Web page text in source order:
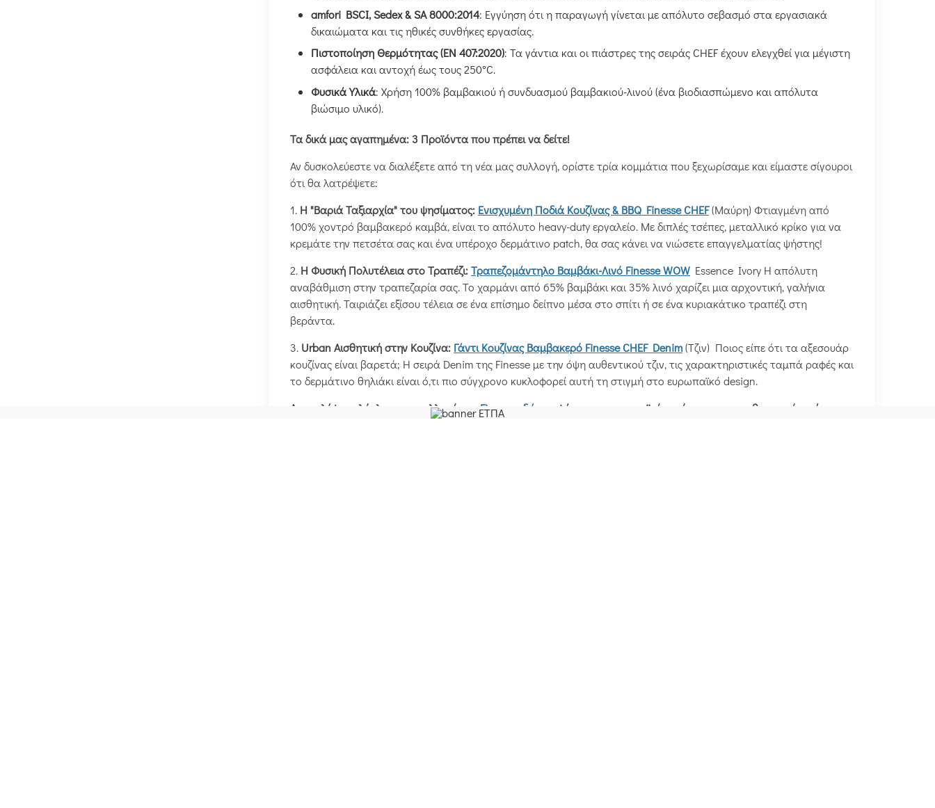
amfori BSCI, Sedex & SA 8000:2014: Εγγύηση ότι η παραγωγή γίνεται με απόλυτο σεβασμό στα εργασιακά
δικαιώματα και τις ηθικές συνθήκες εργασίας.
Πιστοποίηση Θερμότητας (EN 407:2020): Τα γάντια και οι πιάστρες της σειράς CHEF έχουν ελεγχθεί για μέγιστη
ασφάλεια και αντοχή έως τους 250°C.
Φυσικά Υλικά: Χρήση 100% βαμβακιού ή συνδυασμού βαμβακιού-λινού (ένα βιοδιασπώμενο και απόλυτα
βιώσιμο υλικό).
Τα δικά μας αγαπημένα: 3 Προϊόντα που πρέπει να δείτε!
Αν δυσκολεύεστε να διαλέξετε από τη νέα μας συλλογή, ορίστε τρία κομμάτια που ξεχωρίσαμε και είμαστε σίγουροι
ότι θα λατρέψετε:
1. Η "Βαριά Ταξιαρχία" του ψησίματος: Ενισχυμένη Ποδιά Κουζίνας & BBQ Finesse CHEF(Μαύρη) Φτιαγμένη από
100% χοντρό βαμβακερό καμβά, είναι το απόλυτο heavy-duty εργαλείο. Με διπλές τσέπες, μεταλλικό κρίκο για να
κρεμάτε την πετσέτα σας και ένα υπέροχο δερμάτινο patch, θα σας κάνει να νιώσετε επαγγελματίας ψήστης!
2. Η Φυσική Πολυτέλεια στο Τραπέζι:Τραπεζομάντηλο Βαμβάκι-Λινό Finesse WOW Essence Ivory Η απόλυτη
αναβάθμιση στην τραπεζαρία σας. Το χαρμάνι από 65% βαμβάκι και 35% λινό χαρίζει μια αρχοντική, γαλήνια
αισθητική. Ταιριάζει εξίσου τέλεια σε ένα επίσημο δείπνο μέσα στο σπίτι ή σε ένα κυριακάτικο τραπέζι στη
βεράντα.
3. Urban Αισθητική στην Κουζίνα: Γάντι Κουζίνας Βαμβακερό Finesse CHEF Denim(Τζιν) Ποιος είπε ότι τα αξεσουάρ
κουζίνας είναι βαρετά; Η σειρά Denim της Finesse με την όψη αυθεντικού τζιν, τις χαρακτηριστικές ταμπά ραφές και
το δερμάτινο θηλιάκι είναι ό,τι πιο σύγχρονο κυκλοφορεί αυτή τη στιγμή στο ευρωπαϊκό design.
Ανακαλύψτε ολόκληρη τη συλλογή τηςFinesse εδώ
και φέρτε την ευρωπαϊκή ποιότητα στην καθημερινότητά σας,